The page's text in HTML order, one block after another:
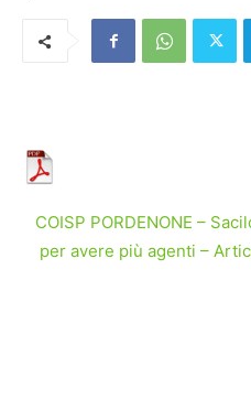
COISP PORDENONE –
per avere più agenti –